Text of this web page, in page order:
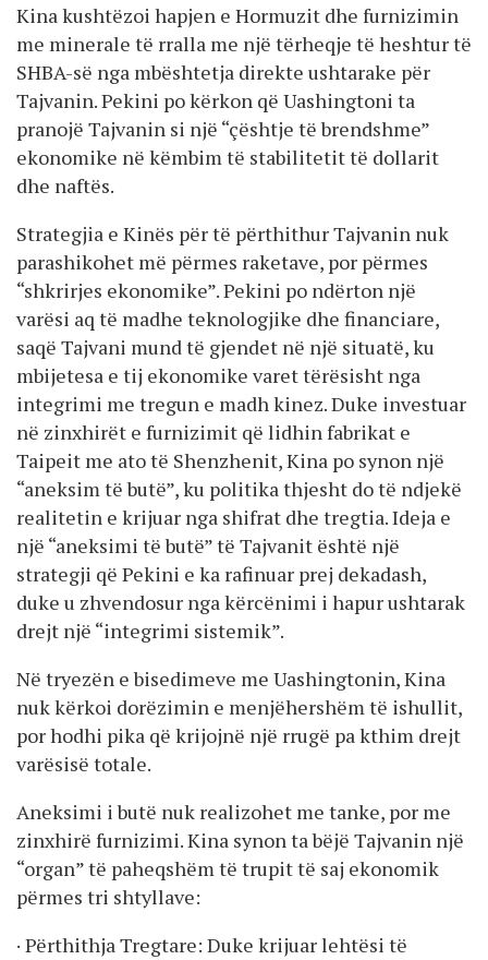
Kina kushtëzoi hapjen e Hormuzit dhe furnizimin
me minerale të rralla me një tërheqje të heshtur të
SHBA-së nga mbështetja direkte ushtarake për
Tajvanin. Pekini po kërkon që Uashingtoni ta
pranojë Tajvanin si një “çështje të brendshme”
ekonomike në këmbim të stabilitetit të dollarit
dhe naftës.
Strategjia e Kinës për të përthithur Tajvanin nuk
parashikohet më përmes raketave, por përmes
“shkrirjes ekonomike”. Pekini po ndërton një
varësi aq të madhe teknologjike dhe financiare,
saqë Tajvani mund të gjendet në një situatë, ku
mbijetesa e tij ekonomike varet tërësisht nga
integrimi me tregun e madh kinez. Duke investuar
në zinxhirët e furnizimit që lidhin fabrikat e
Taipeit me ato të Shenzhenit, Kina po synon një
“aneksim të butë”, ku politika thjesht do të ndjekë
realitetin e krijuar nga shifrat dhe tregtia. Ideja e
një “aneksimi të butë” të Tajvanit është një
strategji që Pekini e ka rafinuar prej dekadash,
duke u zhvendosur nga kërcënimi i hapur ushtarak
drejt një “integrimi sistemik”.
Në tryezën e bisedimeve me Uashingtonin, Kina
nuk kërkoi dorëzimin e menjëhershëm të ishullit,
por hodhi pika që krijojnë një rrugë pa kthim drejt
varësisë totale.
Aneksimi i butë nuk realizohet me tanke, por me
zinxhirë furnizimi. Kina synon ta bëjë Tajvanin një
“organ” të paheqshëm të trupit të saj ekonomik
përmes tri shtyllave:
· Përthithja Tregtare: Duke krijuar lehtësi të